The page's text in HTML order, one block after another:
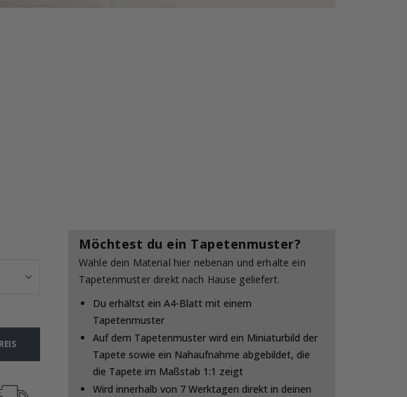
Möchtest du ein Tapetenmuster?
Wähle dein Material hier nebenan und erhalte ein
Tapetenmuster direkt nach Hause geliefert.
Du erhältst ein A4-Blatt mit einem
Tapetenmuster
Auf dem Tapetenmuster wird ein Miniaturbild der
Tapete sowie ein Nahaufnahme abgebildet, die
die Tapete im Maßstab 1:1 zeigt
Wird innerhalb von 7 Werktagen direkt in deinen